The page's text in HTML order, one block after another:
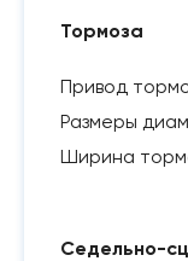
Тормоза
Привод
Размеры
Ширина
Седельно-